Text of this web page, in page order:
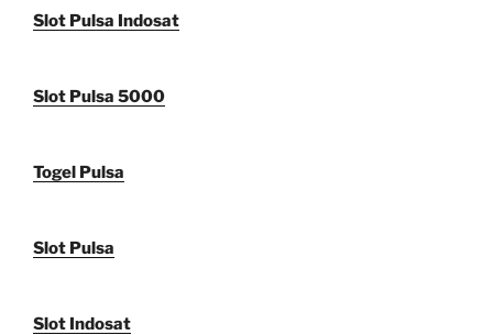
Slot Pulsa Indosat
Slot Pulsa 5000
Togel Pulsa
Slot Pulsa
Slot Indosat